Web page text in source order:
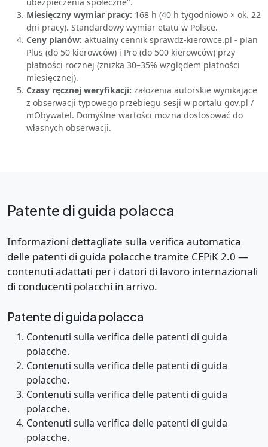
Miesięczny wymiar pracy: 168 h (40 h tygodniowo × ok. 22
dni pracy). Standardowy wymiar etatu w Polsce.
Ceny planów: aktualny cennik sprawdz-kierowce.pl - plan
Plus (do 50 kierowców) i Pro (do 500 kierowców) przy
płatności rocznej (zniżka 30–35% względem płatności
miesięcznej).
Czasy ręcznej weryfikacji: założenia autorskie wynikające
z obserwacji typowego przebiegu sesji w portalu gov.pl /
mObywatel. Domyślne wartości można dostosować do
własnych obserwacji.
Patente di guida polacca
Informazioni dettagliate sulla verifica automatica
delle patenti di guida polacche tramite CEPiK 2.0 —
contenuti adattati per i datori di lavoro internazionali
di conducenti polacchi in arrivo.
Patente di guida polacca
Contenuti sulla verifica delle patenti di guida
polacche.
Contenuti sulla verifica delle patenti di guida
polacche.
Contenuti sulla verifica delle patenti di guida
polacche.
Contenuti sulla verifica delle patenti di guida
polacche.